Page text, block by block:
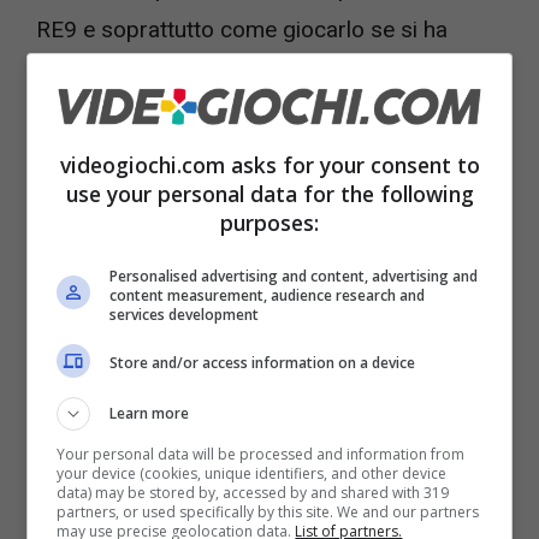
RE9 e soprattutto come giocarlo se si ha
Il creatore di Resident Evil Requiem ha un suggerimento –
Videogiochi,com
videogiochi.com asks for your consent to
use your personal data for the following
purposes:
Personalised advertising and content, advertising and
content measurement, audience research and
services development
Store and/or access information on a device
Learn more
Your personal data will be processed and information from
your device (cookies, unique identifiers, and other device
data) may be stored by, accessed by and shared with 319
partners, or used specifically by this site. We and our partners
may use precise geolocation data. List of partners.